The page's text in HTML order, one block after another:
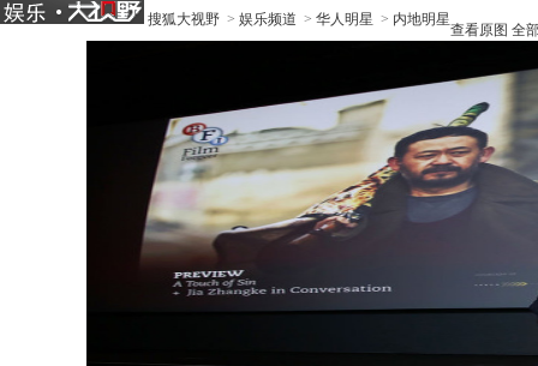
搜狐大视野 > 娱乐频道 > 华人明星 > 内地明星
查看原图 全